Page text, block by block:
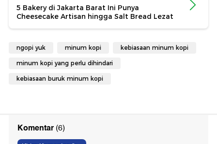
5 Bakery di Jakarta Barat Ini Punya
Cheesecake Artisan hingga Salt Bread Lezat
ngopi yuk minum kopi kebiasaan minum kopi
minum kopi yang perlu dihindari
kebiasaan buruk minum kopi